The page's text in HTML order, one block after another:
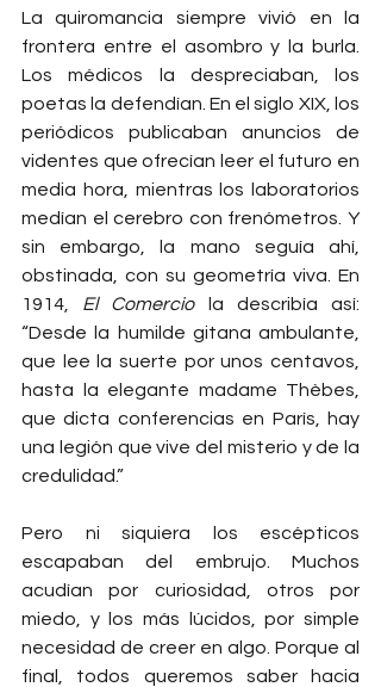
La quiromancia siempre vivió en la
frontera entre el asombro y la burla.
Los médicos la despreciaban, los
poetas la defendían. En el siglo XIX, los
periódicos publicaban anuncios de
videntes que ofrecían leer el futuro en
media hora, mientras los laboratorios
medían el cerebro con frenómetros. Y
sin embargo, la mano seguía ahí,
obstinada, con su geometría viva. En
1914, El Comercio la describía así:
“Desde la humilde gitana ambulante,
que lee la suerte por unos centavos,
hasta la elegante madame Thèbes,
que dicta conferencias en París, hay
una legión que vive del misterio y de la
credulidad.”
Pero ni siquiera los escépticos
escapaban del embrujo. Muchos
acudían por curiosidad, otros por
miedo, y los más lúcidos, por simple
necesidad de creer en algo. Porque al
final, todos queremos saber hacia